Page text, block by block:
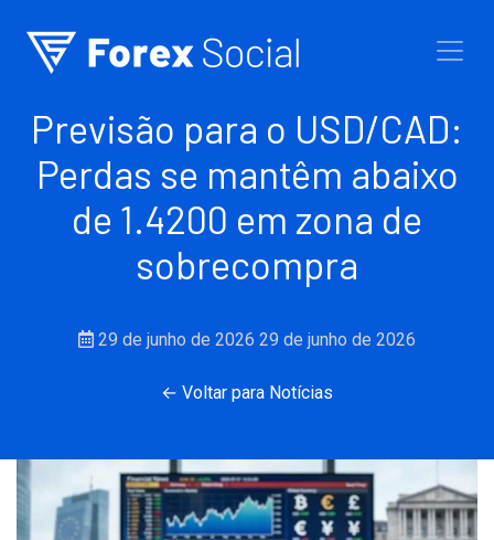
Previsão para o USD/CAD:
Perdas se mantêm abaixo
de 1.4200 em zona de
sobrecompra
29 de junho de 2026 29 de junho de 2026
← Voltar para Notícias